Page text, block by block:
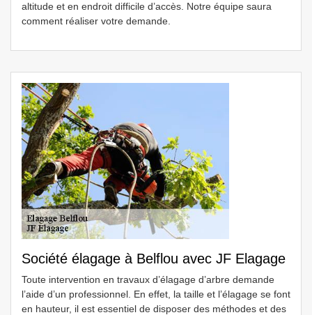
altitude et en endroit difficile d’accès. Notre équipe saura
comment réaliser votre demande.
Société élagage à Belflou avec JF Elagage
Toute intervention en travaux d’élagage d’arbre demande
l’aide d’un professionnel. En effet, la taille et l’élagage se font
en hauteur, il est essentiel de disposer des méthodes et des